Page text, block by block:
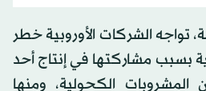
تواجه الشركات الأوروبية خطر
بسبب مشاركتها في إنتاج أحد
الكحولية، ومنها